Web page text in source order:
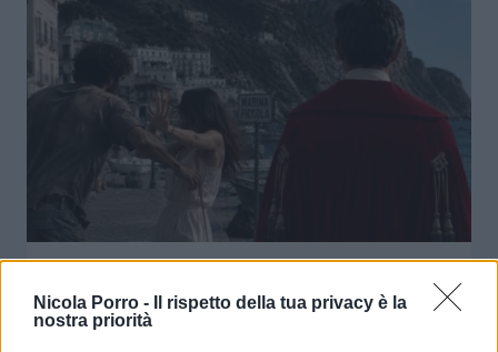
Nicola Porro -
Il rispetto della tua privacy è la
nostra priorità
Giustizia choc a Cagliari: algerino
molesta una 13enne, ma per il
giudice non merita il carcere